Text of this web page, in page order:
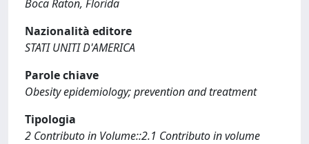
Boca Raton, Florida
Nazionalità editore
STATI UNITI D'AMERICA
Parole chiave
Obesity epidemiology; prevention and treatment
Tipologia
2 Contributo in Volume::2.1 Contributo in volume